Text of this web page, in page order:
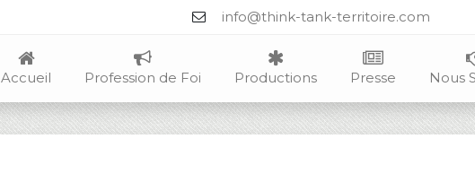
info@think-tank-territoire.com
Accueil Profession de Foi Productions Presse Nous